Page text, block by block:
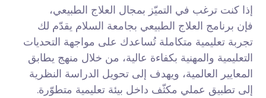
إذا كنت ترغب في التميّز بمجال العلاج الطبيعي،
فإن برنامج العلاج الطبيعي بجامعة السلام يقدّم لك
تجربة تعليمية متكاملة تُساعدك على مواجهة التحديات
التعليمية والمهنية بكفاءة عالية، من خلال منهج يطابق
المعايير العالمية، ويهدف إلى تحويل الدراسة النظرية
إلى تطبيق عملي مكثّف داخل بيئة تعليمية متطوّرة.